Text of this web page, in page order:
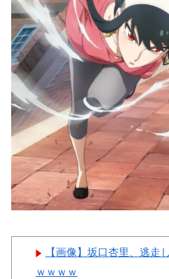
女ｗｗｗ
Powered by livedoor 相互RSS
ﾙ
【画像】坂口杏里、逃走
ｗｗｗｗ